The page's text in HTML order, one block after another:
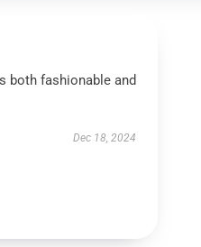
both fashionable and
Dec 18, 2024